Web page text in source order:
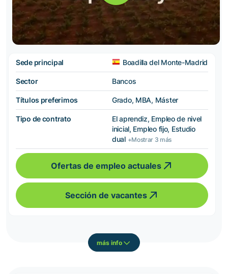
Sede principal Boadilla del Monte-Madrid
Sector Bancos
Títulos preferimos Grado, MBA, Máster
Tipo de contrato
El aprendiz, Empleo de nivel
inicial, Empleo fijo, Estudio
dual +Mostrar 3 más
Ofertas de empleo actuales
Sección de vacantes
más info